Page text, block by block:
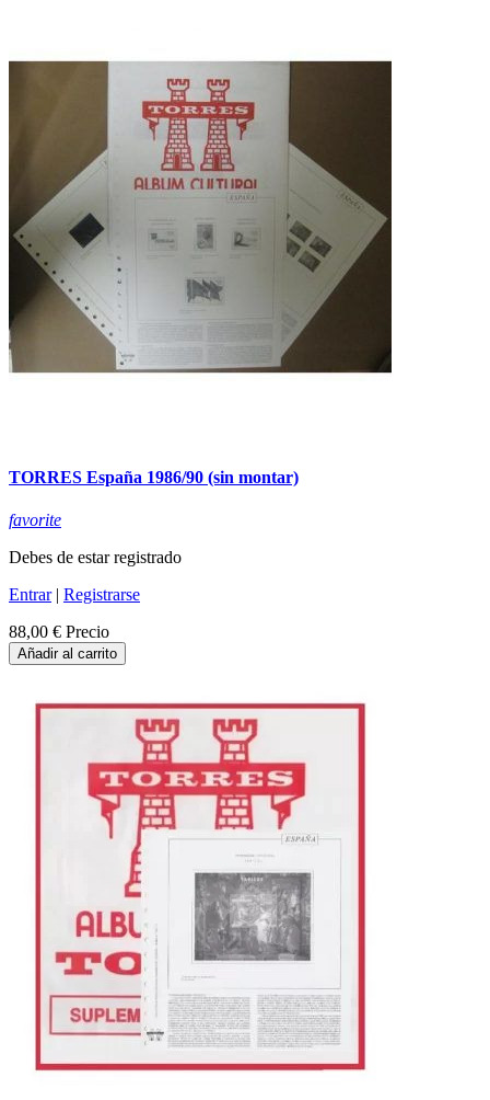
TORRES España 1986/90 (sin montar)
favorite
Debes de estar registrado
Entrar| Registrarse
88,00 € Precio
Añadir al carrito